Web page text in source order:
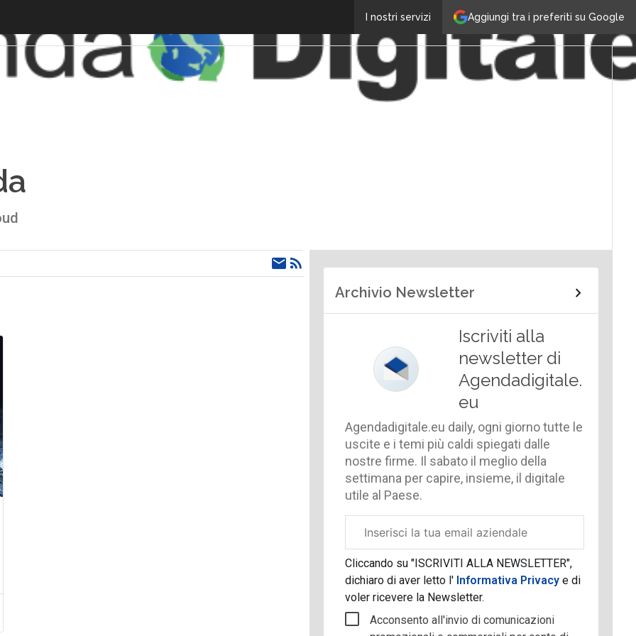
Aggiungi tra i preferiti su Google
I nostri servizi
Archivio Newsletter
Iscriviti alla
newsletter di
Agendadigitale.
eu
Agendadigitale.eu daily, ogni giorno tutte le
uscite e i temi più caldi spiegati dalle
nostre firme. Il sabato il meglio della
settimana per capire, insieme, il digitale
utile al Paese.
aziendale
Cliccando su "ISCRIVITI ALLA NEWSLETTER",
dichiaro di aver letto l' Informativa Privacye di
voler ricevere la Newsletter.
Acconsento all'invio di comunicazioni